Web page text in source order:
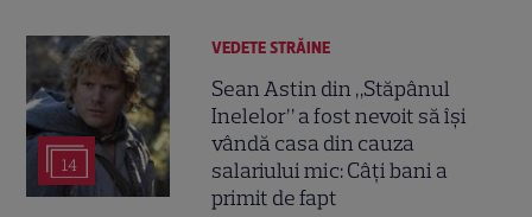
14
VEDETE STRĂINE
Sean Astin din „Stăpânul
Inelelor” a fost nevoit să își
vândă casa din cauza
salariului mic: Câți bani a
primit de fapt